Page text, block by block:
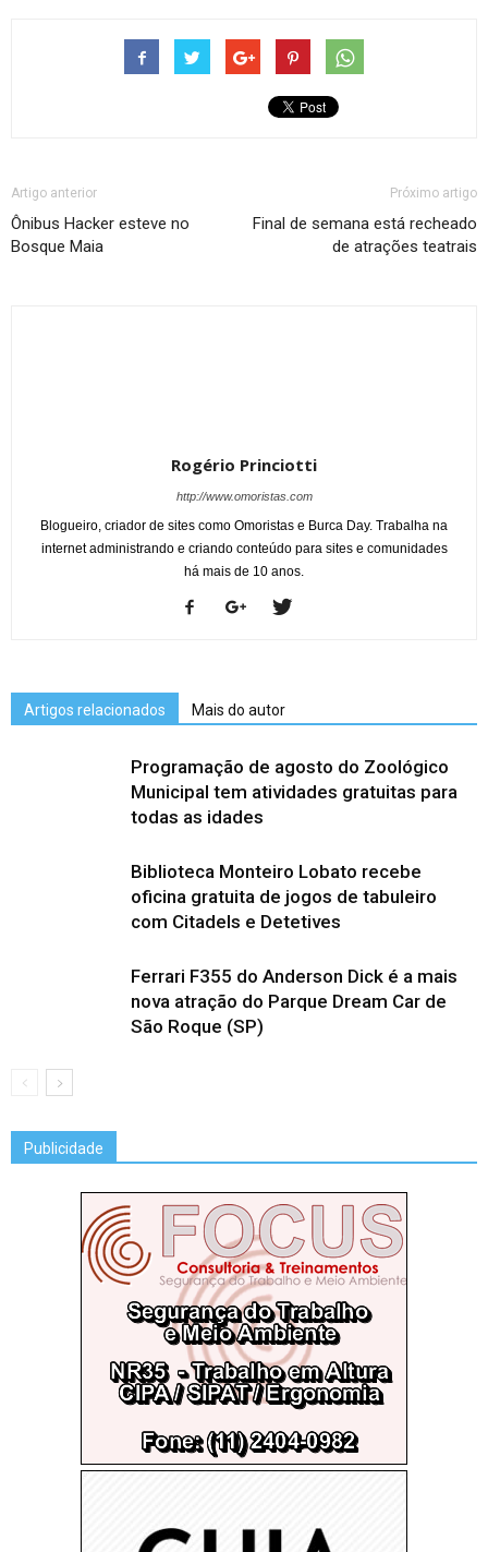
Artigo anterior
Ônibus Hacker esteve no
Bosque Maia
Próximo artigo
Final de semana está recheado
de atrações teatrais
Rogério Princiotti
http://www.omoristas.com
Blogueiro, criador de sites como Omoristas e Burca Day. Trabalha na
internet administrando e criando conteúdo para sites e comunidades
há mais de 10 anos.
Artigos relacionados Mais do autor
Programação de agosto do Zoológico
Municipal tem atividades gratuitas para
todas as idades
Biblioteca Monteiro Lobato recebe
oficina gratuita de jogos de tabuleiro
com Citadels e Detetives
Ferrari F355 do Anderson Dick é a mais
nova atração do Parque Dream Car de
São Roque (SP)
Publicidade